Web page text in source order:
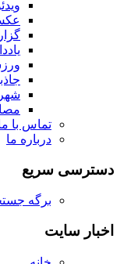
تماس با
درباره ما
دسترسی سریع
برگه
اخبار سایت